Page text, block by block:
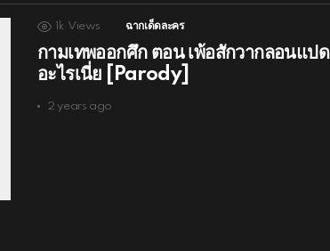
1k Views ฉากเด็ดละคร
กามเทพออกศึก ตอน เพ้อสักวากลอนแปด
อะไรเนี่ย [Parody]
2 years ago